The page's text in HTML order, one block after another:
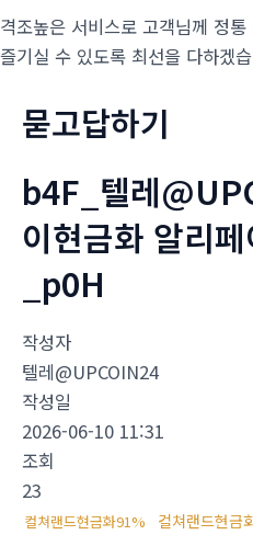
격조높은 서비스로 고객님께 정
즐기실 수 있도록 최선을 다하겠
묻고답하기
b4F_텔레
이현금화 알리
_p0H
작성자
텔레@UPCOIN24
작성일
2026-06-10 11:31
조회
23
컬쳐랜드현금화91% 컬쳐랜드현금